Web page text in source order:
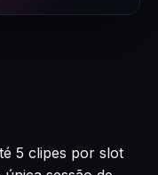
5 clipes por slot